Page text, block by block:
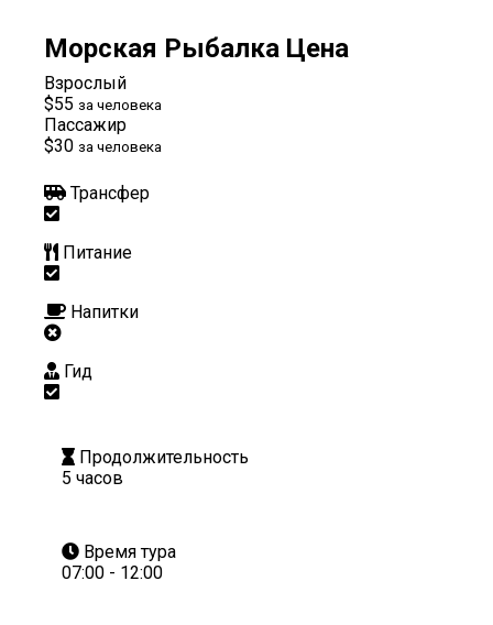
Морская Рыбалка Цена
Взрослый
$55 за человека
Пассажир
$30 за человека
Трансфер
Питание
Напитки
Гид
Продолжительность
5 часов
Время тура
07:00 - 12:00